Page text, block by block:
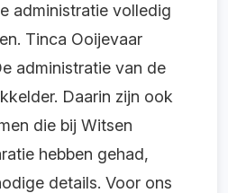
administratie volledig
Tinca Ooijevaar
administratie van de
Daarin zijn ook
die bij Witsen
hebben gehad,
details. Voor ons